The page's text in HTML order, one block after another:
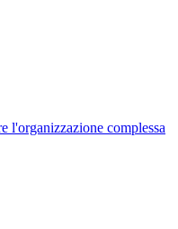
l'organizzazione complessa